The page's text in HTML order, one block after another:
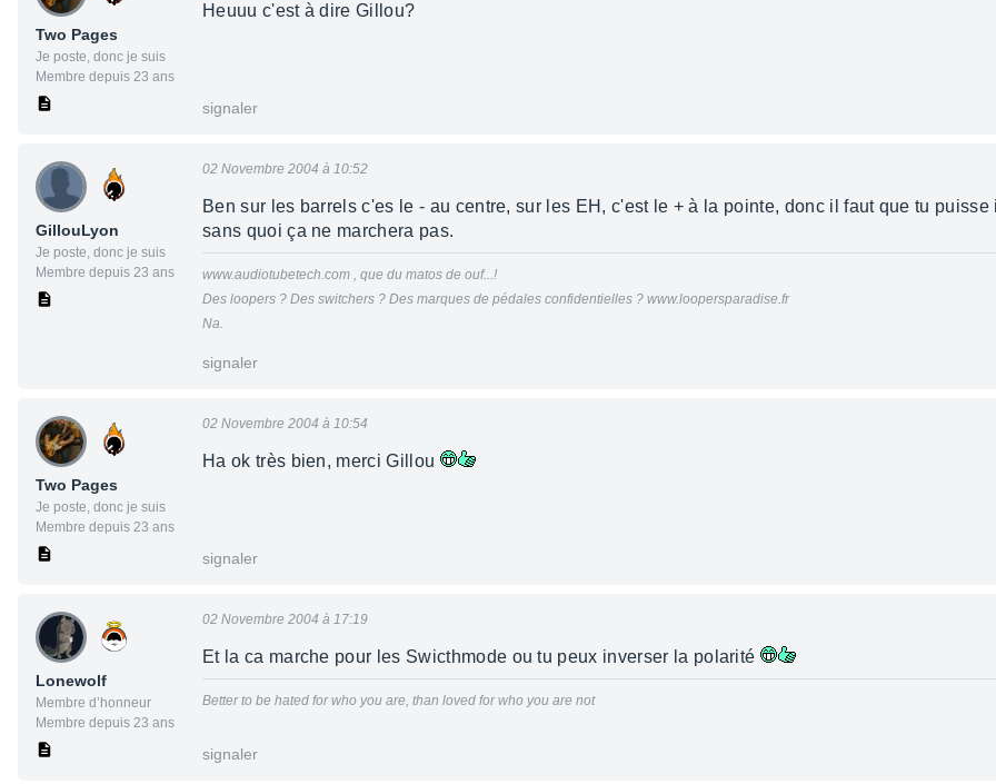
Two Pages
Je poste, donc je suis
Membre depuis 23 ans
Heuuu c'est à dire Gillou?
signaler
GillouLyon
Je poste, donc je suis
Membre depuis 23 ans
02 Novembre 2004 à 10:52
Ben sur les barrels c'es le - au centre, sur les EH, c'est le + à la pointe, donc il faut que tu
sans quoi ça ne marchera pas.
www.audiotubetech.com , que du matos de ouf...!
Des loopers ? Des switchers ? Des marques de pédales confidentielles ? www.loopersparadise.fr
Na.
signaler
Two Pages
Je poste, donc je suis
Membre depuis 23 ans
02 Novembre 2004 à 10:54
Ha ok très bien, merci Gillou
signaler
Lonewolf
Membre d’honneur
Membre depuis 23 ans
02 Novembre 2004 à 17:19
Et la ca marche pour les Swicthmode ou tu peux inverser la polarité
Better to be hated for who you are, than loved for who you are not
signaler